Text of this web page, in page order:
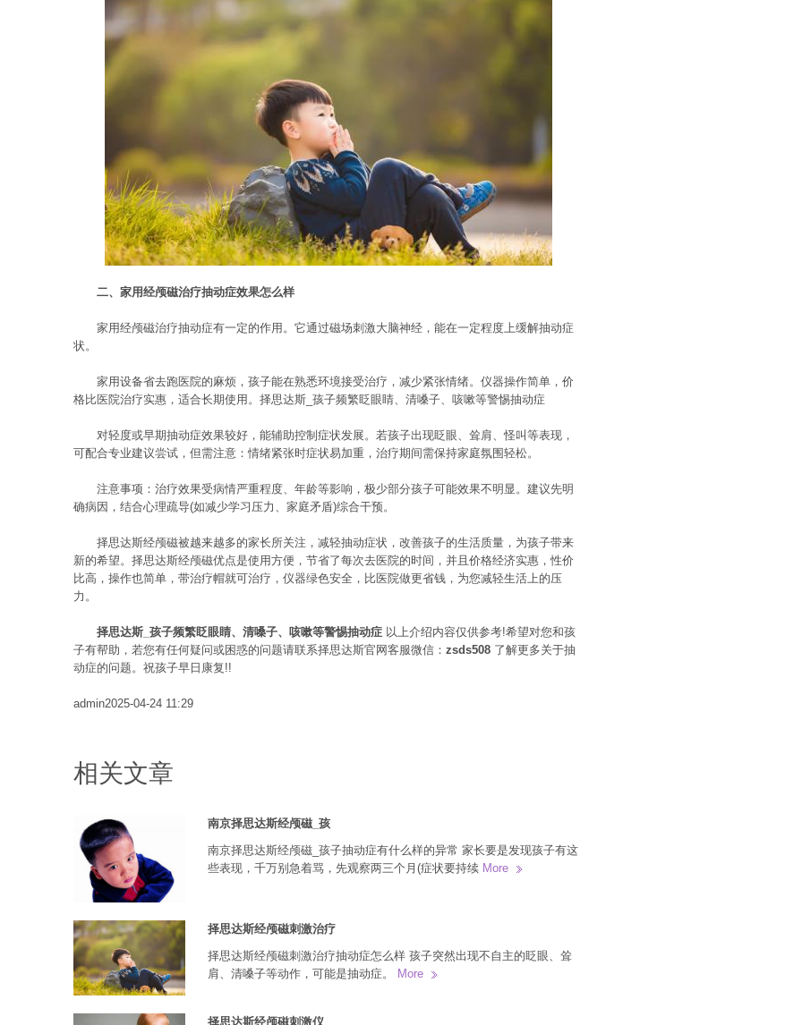
二、家用经颅磁治疗抽动症效果怎么样
家用经颅磁治疗抽动症有一定的作用。它通过磁场刺激大脑神经，能在一定程度上缓解抽动症
状。
家用设备省去跑医院的麻烦，孩子能在熟悉环境接受治疗，减少紧张情绪。仪器操作简单，价
格比医院治疗实惠，适合长期使用。择思达斯_孩子频繁眨眼睛、清嗓子、咳嗽等警惕抽动症
对轻度或早期抽动症效果较好，能辅助控制症状发展。若孩子出现眨眼、耸肩、怪叫等表现，
可配合专业建议尝试，但需注意：情绪紧张时症状易加重，治疗期间需保持家庭氛围轻松。
注意事项：治疗效果受病情严重程度、年龄等影响，极少部分孩子可能效果不明显。建议先明
确病因，结合心理疏导(如减少学习压力、家庭矛盾)综合干预。
择思达斯经颅磁被越来越多的家长所关注，减轻抽动症状，改善孩子的生活质量，为孩子带来
新的希望。择思达斯经颅磁优点是使用方便，节省了每次去医院的时间，并且价格经济实惠，性价
比高，操作也简单，带治疗帽就可治疗，仪器绿色安全，比医院做更省钱，为您减轻生活上的压
力。
择思达斯_ 孩子频繁眨眼睛、清嗓子、咳嗽等警惕抽动症 以上介绍内容仅供参考!希望对您和孩
子有帮助，若您有任何疑问或困惑的问题请联系择思达斯官网客服微信： zsds508 了解更多关于抽
动症的问题。祝孩子早日康复!!
admin2025-04-24 11:29
相关文章
南京择思达斯经颅磁_孩
南京择思达斯经颅磁_孩子抽动症有什么样的异常 家长要是发现孩子有这
些表现，千万别急着骂，先观察两三个月(症状要持续 More
择思达斯经颅磁刺激治疗
择思达斯经颅磁刺激治疗抽动症怎么样 孩子突然出现不自主的眨眼、耸
肩、清嗓子等动作，可能是抽动症。
More
择思达斯经颅磁刺激仪